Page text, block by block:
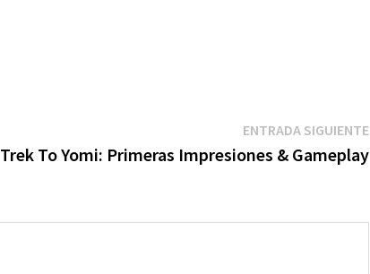
ENTRADA SIGUIENTE
Trek To Yomi: Primeras Impresiones & Gameplay